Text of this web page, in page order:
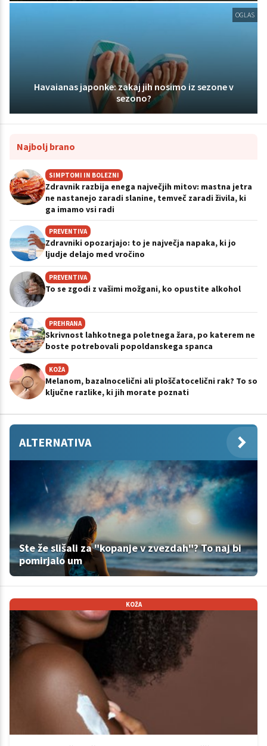
OGLAS
Havaianas japonke: zakaj jih nosimo iz sezone v
sezono?
Najbolj brano
SIMPTOMI IN BOLEZNI
Zdravnik razbija enega največjih mitov: mastna jetra
ne nastanejo zaradi slanine, temveč zaradi živila, ki
ga imamo vsi radi
PREVENTIVA
Zdravniki opozarjajo: to je največja napaka, ki jo
ljudje delajo med vročino
PREVENTIVA
To se zgodi z vašimi možgani, ko opustite alkohol
PREHRANA
Skrivnost lahkotnega poletnega žara, po katerem ne
boste potrebovali popoldanskega spanca
KOŽA
Melanom, bazalnocelični ali ploščatocelični rak? To so
ključne razlike, ki jih morate poznati
ALTERNATIVA
Ste že slišali za "kopanje v zvezdah"? To naj bi
pomirjalo um
KOŽA